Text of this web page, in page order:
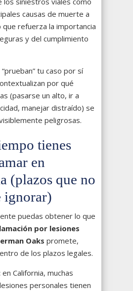
causas de muerte a
que refuerza la importancia
y del cumplimiento
tu caso por sí
por qué
(pasarse un alto, ir a
manejar distraído) se
peligrosas.
tienes
en
(plazos que no
ignorar)
puedas obtener lo que
por lesiones
Oaks promete,
de los plazos legales.
en California, muchas
personales tienen